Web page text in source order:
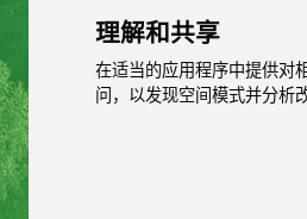
理解和共享
在适当的应用程序中提供对
问，以发现空间模式并分析